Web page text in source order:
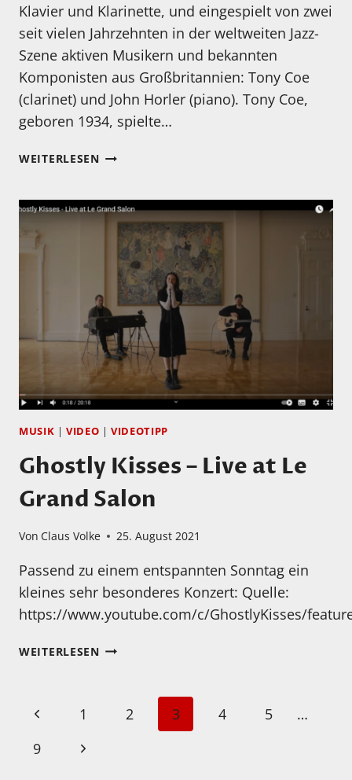
Klavier und Klarinette, und eingespielt von zwei
seit vielen Jahrzehnten in der weltweiten Jazz-
Szene aktiven Musikern und bekannten
Komponisten aus Großbritannien: Tony Coe
(clarinet) und John Horler (piano). Tony Coe,
geboren 1934, spielte…
WEITERLESENMEIN
DER
TIPP
DIE
PLATTE
DES
JAHRES
2021:
TONY
COE
&
JOHN
HORLER:
IN
THE
DARK”
MUSIK |VIDEO |VIDEOTIPP
Ghostly Kisses – Live at Le
Grand Salon
Von Claus Volke 25. August 2021
Passend zu einem entspannten Sonntag ein
kleines sehr besonderes Konzert: Quelle:
https://www.youtube.com/c/GhostlyKisses/
WEITERLESENGHOSTLY
Seitennavigation
Vorherige
Seite
1 2 3 4 5
…
9
Nächste